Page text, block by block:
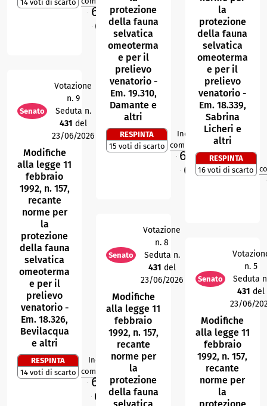
14 voti di scarto
68,9%
67,5%
Senato
Votazione
n. 9
Seduta n.
431 del
23/06/2026
Modifiche
alla legge 11
febbraio
1992, n. 157,
recante
norme per
la
protezione
della fauna
selvatica
omeoterma
e per il
prelievo
venatorio -
Em. 18.326,
Bevilacqua
e altri
RESPINTA
14 voti di scarto
Indice di
compattezza
68,9%
68,7%
2
protezione
della fauna
selvatica
omeoterma
e per il
prelievo
venatorio -
Em. 19.310,
Damante e
altri
RESPINTA
15 voti di scarto
Indice di
compattezza
69,8%
67,5 %
1
Senato
Votazione
n. 8
Seduta n.
431 del
23/06/2026
Modifiche
alla legge 11
febbraio
1992, n. 157,
recante
norme per
la
protezione
della fauna
selvatica
la
protezione
della fauna
selvatica
omeoterma
e per il
prelievo
venatorio -
Em. 18.339,
Sabrina
Licheri e
altri
RESPINTA
16 voti di scarto
Senato
n. 5
Seduta
431 del
23/06/
Modifiche
alla legge 11
febbraio
1992, n. 157,
recante
norme per
la
protezione